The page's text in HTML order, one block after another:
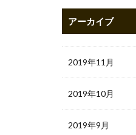
アーカイブ
2019年11月
2019年10月
2019年9月